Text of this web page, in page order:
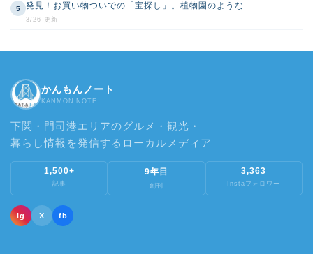
5 発見！お買い物ついでの「宝探し」。植物園のような...
3/26 更新
かんもんノート
KANMON NOTE
下関・門司港エリアのグルメ・観光・
暮らし情報を発信するローカルメディア
1,500+
記事
9年目
創刊
3,363
Instaフォロワー
ig X fb